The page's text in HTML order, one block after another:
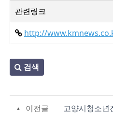
관련링크
http://
검색
이전글 고양시청소년